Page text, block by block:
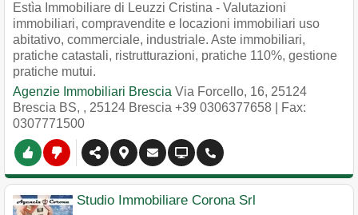
Estìa Immobiliare di Leuzzi Cristina - Valutazioni
immobiliari, compravendite e locazioni immobiliari uso
abitativo, commerciale, industriale. Aste immobiliari,
pratiche catastali, ristrutturazioni, pratiche 110%, gestione
pratiche mutui.
Agenzie Immobiliari Brescia Via Forcello, 16, 25124
Brescia BS, , 25124 Brescia +39 0306377658 | Fax:
0307771500
Studio Immobiliare Corona Srl